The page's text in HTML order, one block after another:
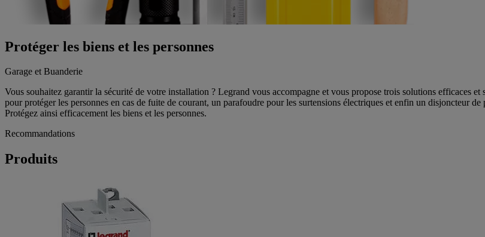
Protéger les biens et les personnes
Garage et Buanderie
Vous souhaitez garantir la sécurité de votre installation ? Legrand vous accompagne et vous propose trois solutions efficaces
pour protéger les personnes en cas de fuite de courant, un parafoudre pour les surtensions électriques et enfin un disjoncteur
Protégez ainsi efficacement les biens et les personnes.
Recommandations
Produits